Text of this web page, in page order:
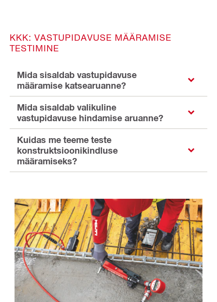
KKK: VASTUPIDAVUSE MÄÄRAMISE
TESTIMINE
Mida sisaldab vastupidavuse
määramise katsearuanne?
Mida sisaldab valikuline
vastupidavuse hindamise aruanne?
Kuidas me teeme teste
konstruktsioonikindluse
määramiseks?